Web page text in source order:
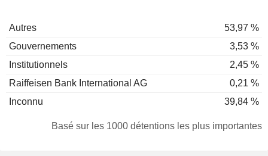
Autres
53,97 %
Gouvernements
3,53 %
Institutionnels
2,45 %
Raiffeisen Bank International AG
0,21 %
Inconnu
39,84 %
Basé sur les 1000 détentions les plus importantes